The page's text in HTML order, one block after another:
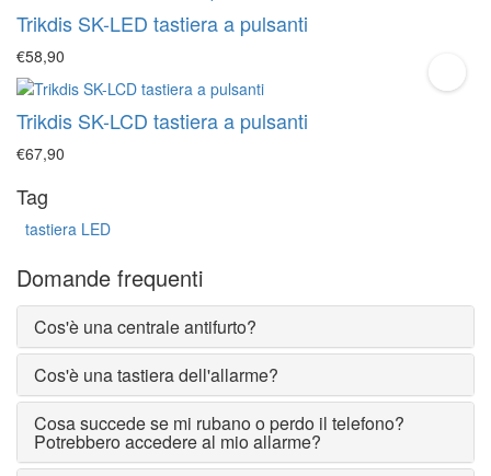
Trikdis SK-LED tastiera a pulsanti
€58,90
Trikdis SK-LCD tastiera a pulsanti
€67,90
Tag
tastiera LED
Domande frequenti
Cos'è una centrale antifurto?
Cos'è una tastiera dell'allarme?
Cosa succede se mi rubano o perdo il telefono?
Potrebbero accedere al mio allarme?